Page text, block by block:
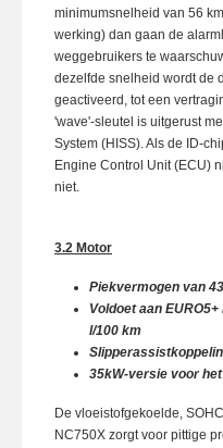
minimumsnelheid van 56
werking) dan gaan de
weggebruikers te
dezelfde snelheid wordt de
geactiveerd, tot een
'wave'-sleutel is uitgerust
System (HISS). Als de ID-
Engine Control Unit (ECU)
niet.
3.2 Motor
Piekvermogen van
Voldoet aan
l/100 km
35kW-versie voor
De vloeistofgekoelde,
NC750X zorgt voor pittige